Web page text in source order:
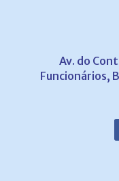
Av. do
Funcionários,